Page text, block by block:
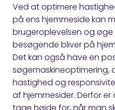
Ved at optimere
på ens hjemmeside kan
brugeroplevelsen og
besøgende bliver på
Det kan også have en
søgemaskineoptimering,
hastighed og
af hjemmesider. Derfor
tage højde for, når man